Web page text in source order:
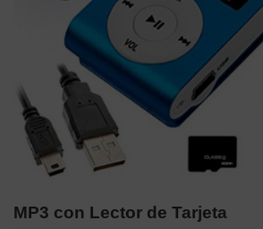
MP3 con Lector de Tarjeta